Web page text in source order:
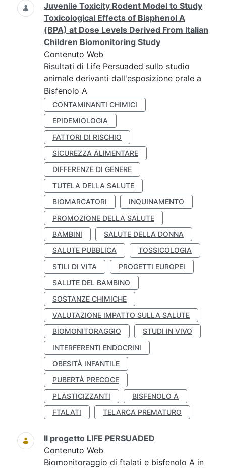
Juvenile Toxicity Rodent Model to Study
Toxicological Effects of Bisphenol A
(BPA) at Dose Levels Derived From Italian
Children Biomonitoring Study
Contenuto Web
Risultati di Life Persuaded sullo studio
animale derivanti dall'esposizione orale a
Bisfenolo A
CONTAMINANTI CHIMICI
EPIDEMIOLOGIA
FATTORI DI RISCHIO
SICUREZZA ALIMENTARE
DIFFERENZE DI GENERE
TUTELA DELLA SALUTE
BIOMARCATORI
INQUINAMENTO
PROMOZIONE DELLA SALUTE
BAMBINI
SALUTE DELLA DONNA
SALUTE PUBBLICA
TOSSICOLOGIA
STILI DI VITA
PROGETTI EUROPEI
SALUTE DEL BAMBINO
SOSTANZE CHIMICHE
VALUTAZIONE IMPATTO SULLA SALUTE
BIOMONITORAGGIO
STUDI IN VIVO
INTERFERENTI ENDOCRINI
OBESITÀ INFANTILE
PUBERTÀ PRECOCE
PLASTICIZZANTI
BISFENOLO A
FTALATI
TELARCA PREMATURO
Il progetto LIFE PERSUADED
Contenuto Web
Biomonitoraggio di ftalati e bisfenolo A in